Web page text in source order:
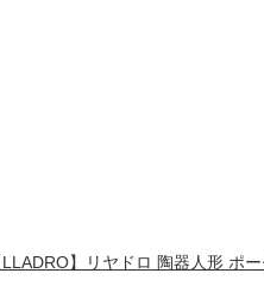
LLADRO】リヤドロ 陶器人形 ポ